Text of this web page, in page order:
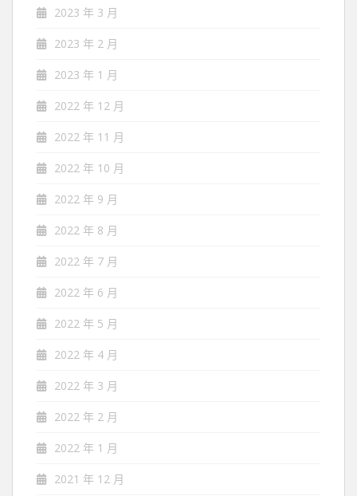
2023 年 3 月
2023 年 2 月
2023 年 1 月
2022 年 12 月
2022 年 11 月
2022 年 10 月
2022 年 9 月
2022 年 8 月
2022 年 7 月
2022 年 6 月
2022 年 5 月
2022 年 4 月
2022 年 3 月
2022 年 2 月
2022 年 1 月
2021 年 12 月